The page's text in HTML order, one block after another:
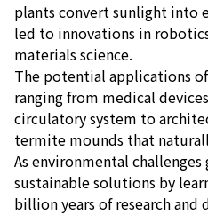
plants convert sunlight into
led to innovations in
materials science.
The potential applications
ranging from medical
circulatory system to
termite mounds that
As environmental
sustainable solutions by
billion years of research and